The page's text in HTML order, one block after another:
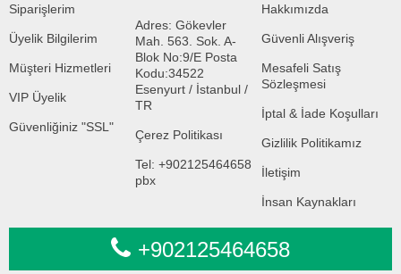
Siparişlerim
Üyelik Bilgilerim
Müşteri Hizmetleri
VIP Üyelik
Güvenliğiniz "SSL"
Adres: Gökevler
Mah. 563. Sok. A-
Blok No:9/E Posta
Kodu:34522
Esenyurt / İstanbul /
TR
Çerez Politikası
Tel: +902125464658
pbx
Hakkımızda
Güvenli Alışveriş
Mesafeli Satış
Sözleşmesi
İptal & İade Koşulları
Gizlilik Politikamız
İletişim
İnsan Kaynakları
+902125464658